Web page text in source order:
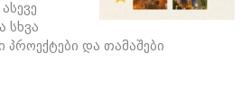
სხვა
და თამაშები